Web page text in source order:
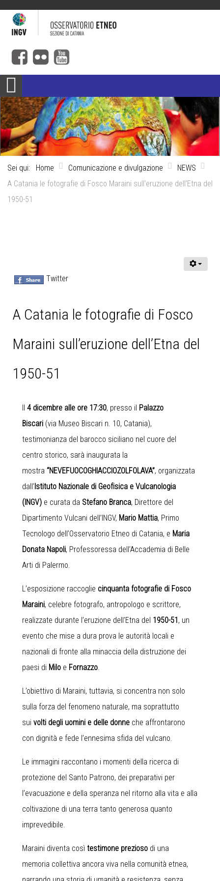
Sei qui: Home Comunicazione e divulgazione
NEWS
A Catania le fotografie di Fosco Maraini sull’eruzione dell’Etna del
1950-51
Twitter
A Catania le fotografie di Fosco
Maraini sull’eruzione dell’Etna del
1950-51
Il 4 dicembre alle ore 17:30, presso il Palazzo
Biscari (via Museo Biscari n. 10, Catania),
testimonianza del barocco siciliano nel cuore del
centro storico, sarà inaugurata la
mostra “NEVEFUOCOGHIACCIOZOLFOLAVA”, organizzata
dall’Istituto Nazionale di Geofisica e Vulcanologia
(INGV) e curata da Stefano Branca, Direttore del
Dipartimento Vulcani dell’INGV, Mario Mattia, Primo
Tecnologo dell’Osservatorio Etneo di Catania, e Maria
Donata Napoli, Professoressa dell’Accademia di Belle
Arti di Palermo.
L’esposizione raccoglie cinquanta fotografie di Fosco
Maraini, celebre fotografo, antropologo e scrittore,
realizzate durante l’eruzione dell’Etna del 1950-51, un
evento che mise a dura prova le autorità locali e
nazionali di fronte alla minaccia della distruzione dei
paesi di Milo e Fornazzo
L’obiettivo di Maraini, tuttavia, si concentra non solo
sulla forza del fenomeno naturale, ma soprattutto
sui volti degli uomini e delle donne che affrontarono
con dignità e fede l’ennesima sfida del vulcano.
Le immagini raccontano i momenti della ricerca di
protezione del Santo Patrono, dei preparativi per
l’evacuazione e della speranza nel ritorno alla vita e alla
coltivazione di una terra tanto generosa quanto
imprevedibile.
Maraini diventa così testimone prezioso di una
memoria collettiva ancora viva nella comunità etnea,